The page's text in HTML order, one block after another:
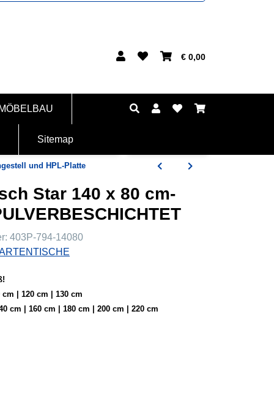
€ 0,00
Sitemap
und HPL-Platte
Star 140 x 80 cm-
403P-794-14080
| 120 cm | 130 cm
cm | 160 cm | 180 cm | 200 cm | 220 cm